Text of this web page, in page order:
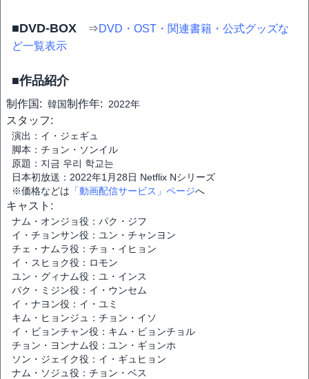
■DVD-BOX ⇒DVD・OST・関連書籍・公式グッズな
ど一覧表示
■作品紹介
制作国: 韓国制作年: 2022年
スタッフ:
演出：イ・ジェギュ
脚本：チョン・ソンイル
原題：지금 우리 학교는
日本初放送：2022年1月28日 Netflix Nシリーズ
※価格などは 「動画配信サービス」ページへ
キャスト:
ナム・オンジョ役：パク・ジフ
イ・チョンサン役：ユン・チャンヨン
チェ・ナムラ役：チョ・イヒョン
イ・スヒョク役：ロモン
ユン・グィナム役：ユ・インス
パク・ミジン役：イ・ウンセム
イ・ナヨン役：イ・ユミ
キム・ヒョンジュ：チョン・イソ
イ・ビョンチャン役：キム・ビョンチョル
チョン・ヨンナム役：ユン・ギョンホ
ソン・ジェイク役：イ・ギュヒョン
ナム・ソジュ役：チョン・ベス